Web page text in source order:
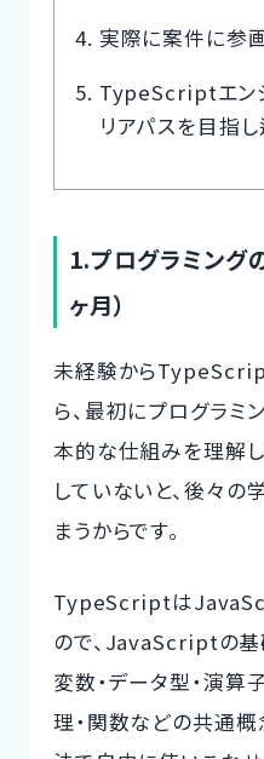
実際に案件に参
TypeScriptエン
リアパスを目指
1.プログラミング
ヶ月）
未経験から
ら、 最初にプログラミ
本的な仕組みを理解し
していないと、後々
まうからです。
TypeScriptは
ので、JavaScriptの基
変数・データ型・演算
理・関数などの共通